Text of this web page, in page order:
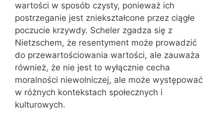
wartości w sposób czysty, ponieważ ich
postrzeganie jest zniekształcone przez ciągłe
poczucie krzywdy. Scheler zgadza się z
Nietzschem, że resentyment może prowadzić
do przewartościowania wartości, ale zauważa
również, że nie jest to wyłącznie cecha
moralności niewolniczej, ale może występować
w różnych kontekstach społecznych i
kulturowych.